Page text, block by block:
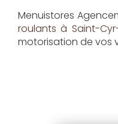
Menuistores
roulants à Saint-
motorisation de vos